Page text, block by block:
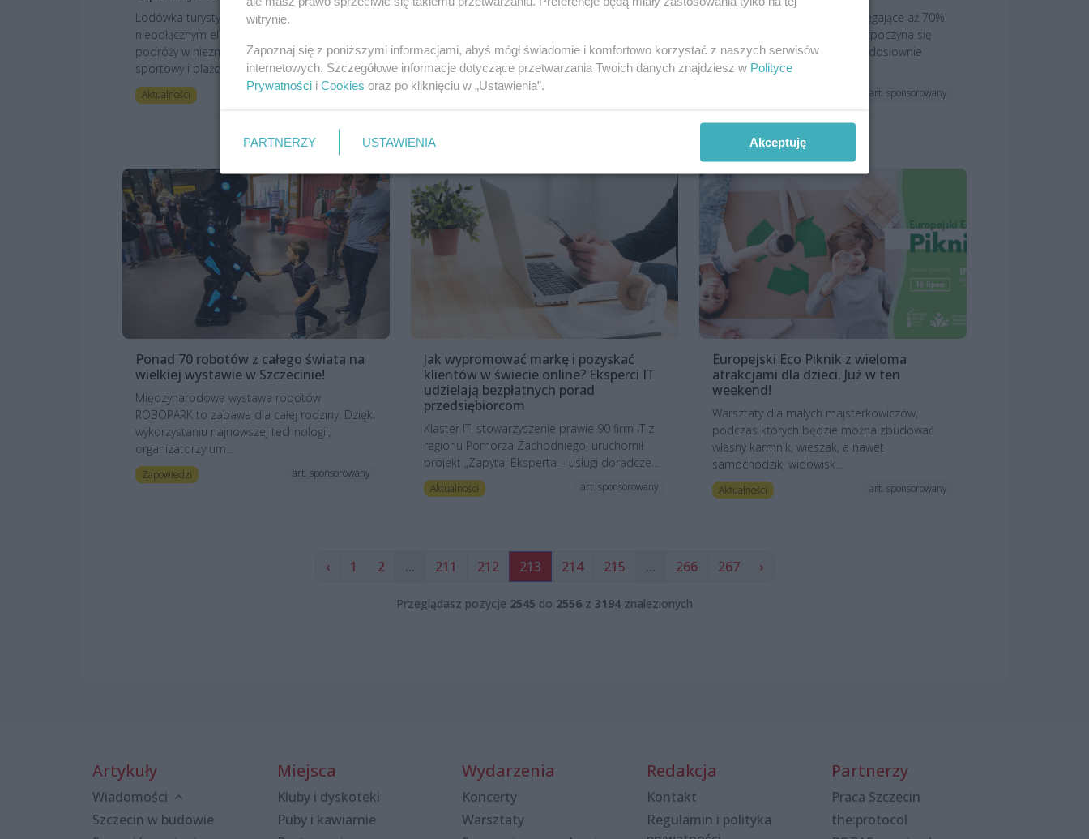
Lodówka turystyczna powinna być
nieodłącznym elementem weekendowej
podróży w nieznane. Jest ważniejsza niż sprzęt
sportowy i plażo...
Aktualności art. sponsorowany
lokalnych dostawców. Mas-Ar wchodzi
Świeże „wędliny z akademii” zna już większość
szczecinian. Od niedawna wytwórnia Mas-Ar
poszerza swoją ofertę o inne zdrowe
Ponad 40 sklepów i obniżki sięgające aż 70%!
W Oder-Center w Schwedt rozpoczyna się
sezon letnich wyprzedaży i za dosłownie
kilka...
art. sponsorowany
Ponad 70 robotów z całego świata na
wielkiej wystawie w Szczecinie!
Międzynarodowa wystawa robotów
ROBOPARK to zabawa dla całej rodziny. Dzięki
wykorzystaniu najnowszej technologii,
organizatorzy um...
Zapowiedzi art. sponsorowany
Jak wypromować markę i pozyskać
klientów w świecie online? Eksperci IT
udzielają bezpłatnych porad
przedsiębiorcom
Klaster IT, stowarzyszenie prawie 90 firm IT z
regionu Pomorza Zachodniego, uruchomił
projekt „Zapytaj Eksperta – usługi doradcze...
Aktualności art. sponsorowany
Europejski Eco Piknik z wieloma
atrakcjami dla dzieci. Już w ten
weekend!
Warsztaty dla małych majsterkowiczów,
podczas których będzie można zbudować
własny karmnik, wieszak, a nawet
samochodzik, widowisk...
Aktualności art. sponsorowany
‹ 1 2 ... 211 212 213 214 215 ... 266 267 ›
Przeglądasz pozycje 2545 do 2556 z 3194znalezionych
Artykuły
Wiadomości
Szczecin w budowie
Miejsca
Kluby i dyskoteki
Puby i kawiarnie
Wydarzenia
Koncerty
Warsztaty
Redakcja
Kontakt
Regulamin i polityka
Partnerzy
Praca Szczecin
the:protocol
witrynie.
Zapoznaj się z poniższymi informacjami, abyś mógł świadomie i komfortowo korzystać z naszych serwisów
internetowych. Szczegółowe informacje dotyczące przetwarzania Twoich danych znajdziesz w Polityce
Prywatności i Cookies oraz po kliknięciu w „Ustawienia”.
PARTNERZY USTAWIENIA Akceptuję